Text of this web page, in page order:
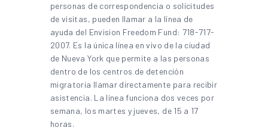
personas de correspondencia o solicitudes
de visitas, pueden llamar a la línea de
ayuda del Envision Freedom Fund: 718-717-
2007. Es la única línea en vivo de la ciudad
de Nueva York que permite a las personas
dentro de los centros de detención
migratoria llamar directamente para recibir
asistencia. La línea funciona dos veces por
semana, los martes y jueves, de 15 a 17
horas.